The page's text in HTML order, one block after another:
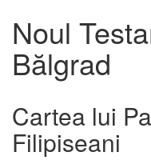
Noul
Bălgrad
Cartea lui
Filipiseani